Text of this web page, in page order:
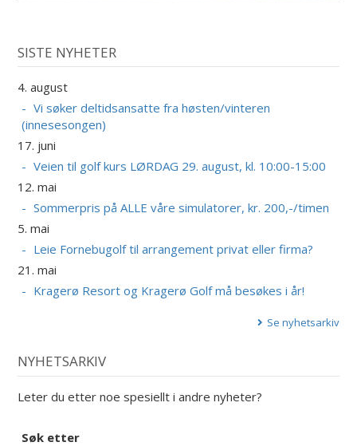
SISTE NYHETER
4. august
Vi søker deltidsansatte fra høsten/vinteren
(innesesongen)
17. juni
Veien til golf kurs LØRDAG 29. august, kl. 10:00-15:00
12. mai
Sommerpris på ALLE våre simulatorer, kr. 200,-/timen
5. mai
Leie Fornebugolf til arrangement privat eller firma?
21. mai
Kragerø Resort og Kragerø Golf må besøkes i år!
Se nyhetsarkiv
NYHETSARKIV
Leter du etter noe spesiellt i andre nyheter?
Søk etter